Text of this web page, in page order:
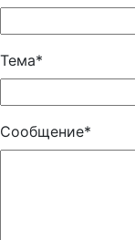
Тема*
Сообщение*